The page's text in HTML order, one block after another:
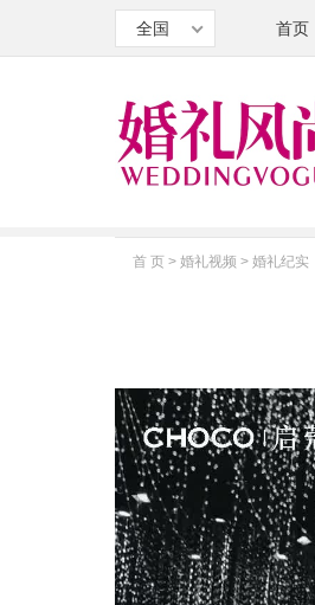
全国 首页
首 页 > 婚礼视频 > 婚礼纪实